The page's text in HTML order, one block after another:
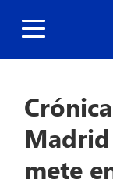
Madrid
mete